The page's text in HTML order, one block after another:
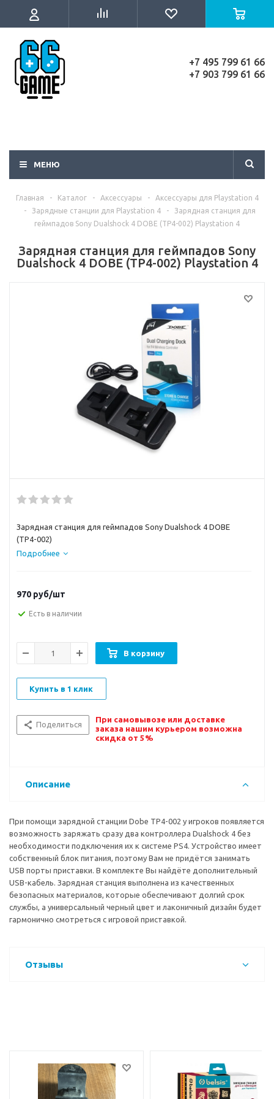
+7 495 799 61 66
+7 903 799 61 66
МЕНЮ
Главная - Каталог - Аксессуары -
Аксессуары для Playstation 4
-
Зарядные станции для Playstation 4 -
Зарядная станция для
геймпадов Sony Dualshock 4 DOBE (TP4-002) Playstation 4
Зарядная станция для геймпадов Sony
Dualshock 4 DOBE (TP4-002) Playstation 4
Зарядная станция для геймпадов Sony Dualshock 4 DOBE
(TP4-002)
Подробнее
970 руб/шт
Есть в наличии
В корзину
Купить в 1 клик
Поделиться
При самовывозе или доставке
заказа нашим курьером возможна
скидка от 5%
Описание
При помощи зарядной станции Dobe TP4-002 у игроков появляется
возможность заряжать сразу два контроллера Dualshock 4 без
необходимости подключения их к системе PS4. Устройство имеет
собственный блок питания, поэтому Вам не придётся занимать
USB порты приставки. В комплекте Вы найдёте дополнительный
USB-кабель. Зарядная станция выполнена из качественных
безопасных материалов, которые обеспечивают долгий срок
службы, а универсальный черный цвет и лаконичный дизайн будет
гармонично смотреться с игровой приставкой.
Отзывы